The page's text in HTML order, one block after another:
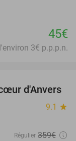
45€
3€ p.p.p.n.
46%
d'Anvers
9.1 star
Régulier 359€